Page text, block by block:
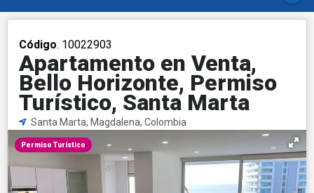
Código. 10022903
Apartamento en Venta,
Bello Horizonte, Permiso
Turístico, Santa Marta
Santa Marta, Magdalena, Colombia
Permiso Turístico